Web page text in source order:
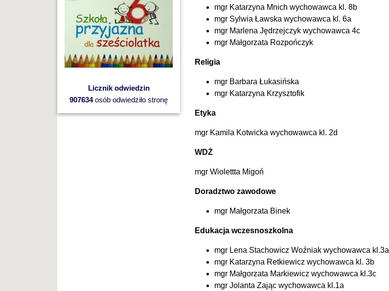
mgr Katarzyna Mnich wychowawca kl. 8b
mgr Sylwia Ławska wychowawca kl. 6a
mgr Marlena Jędrzejczyk wychowawca 4c
mgr Małgorzata Rozpończyk
Religia
mgr Barbara Łukasińska
mgr Katarzyna Krzysztofik
Etyka
mgr Kamila Kotwicka wychowawca kl. 2d
WDŻ
mgr Wiolettta Migoń
Doradztwo zawodowe
mgr Małgorzata Binek
Edukacja wczesnoszkolna
mgr Lena Stachowicz Woźniak wychowawca kl.3a
mgr Katarzyna Retkiewicz wychowawca kl. 3b
mgr Małgorzata Markiewicz wychowawca kl.3c
mgr Jolanta Zając wychowawca kl.1a
Licznik odwiedzin
907634osób odwiedziło stronę